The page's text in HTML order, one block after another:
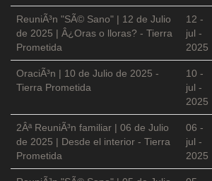
ReuniÃ³n "SÃ© Sano" | 12 de Julio
de 2025 | Â¿Oras o lloras? - Tierra
Prometida
12 -
jul -
2025
OraciÃ³n | 10 de Julio de 2025 -
Tierra Prometida
10 -
jul -
2025
2Âª ReuniÃ³n familiar | 06 de Julio
de 2025 | Desde el interior - Tierra
Prometida
06 -
jul -
2025